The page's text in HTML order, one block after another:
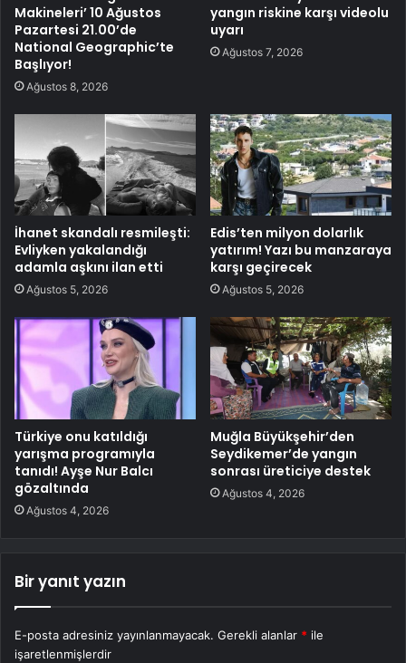
Makineleri’ 10 Ağustos
Pazartesi 21.00’de
National Geographic’te
Başlıyor!
Ağustos 8, 2026
yangın riskine karşı videolu
uyarı
Ağustos 7, 2026
İhanet skandalı resmileşti:
Evliyken yakalandığı
adamla aşkını ilan etti
Ağustos 5, 2026
Edis’ten milyon dolarlık
yatırım! Yazı bu manzaraya
karşı geçirecek
Ağustos 5, 2026
Türkiye onu katıldığı
yarışma programıyla
tanıdı! Ayşe Nur Balcı
gözaltında
Ağustos 4, 2026
Muğla Büyükşehir’den
Seydikemer’de yangın
sonrası üreticiye destek
Ağustos 4, 2026
Bir yanıt yazın
E-posta adresiniz yayınlanmayacak. Gerekli alanlar * ile
işaretlenmişlerdir